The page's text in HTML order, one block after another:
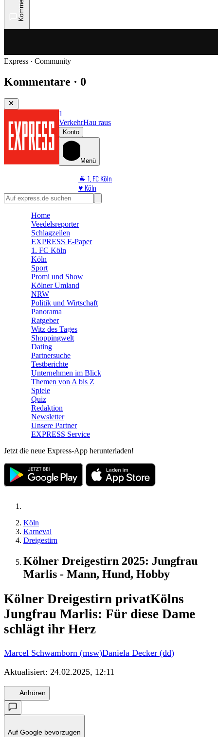
Express · Community
Kommentare · 0
1
VerkehrHau raus
Konto
Menü
🐐 1. FC Köln
♥️ Köln
⭐ Promi
🛒 Shoppingwelt
Home
Veedelsreporter
Schlagzeilen
EXPRESS E-Paper
1. FC Köln
Köln
Sport
Promi und Show
Kölner Umland
NRW
Politik und Wirtschaft
Panorama
Ratgeber
Witz des Tages
Shoppingwelt
Dating
Partnersuche
Testberichte
Unternehmen im Blick
Themen von A bis Z
Spiele
Quiz
Redaktion
Newsletter
Unsere Partner
EXPRESS Service
Jetzt die neue Express-App herunterladen!
Köln
Karneval
Dreigestirn
Kölner Dreigestirn 2025: Jungfrau
Marlis - Mann, Hund, Hobby
Kölner Dreigestirn privatKölns
Jungfrau Marlis: Für diese Dame
schlägt ihr Herz
Marcel Schwamborn (msw)Daniela Decker (dd)
Aktualisiert: 24.02.2025, 12:11
Anhören
Auf Google bevorzugen